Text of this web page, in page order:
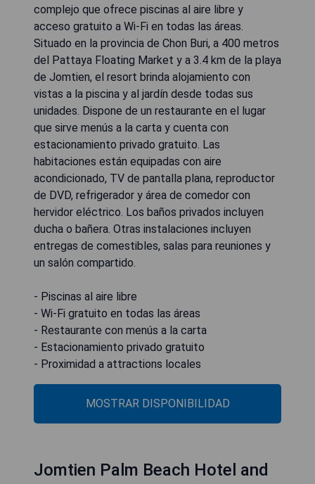
complejo que ofrece piscinas al aire libre y
acceso gratuito a Wi-Fi en todas las áreas.
Situado en la provincia de Chon Buri, a 400 metros
del Pattaya Floating Market y a 3.4 km de la playa
de Jomtien, el resort brinda alojamiento con
vistas a la piscina y al jardín desde todas sus
unidades. Dispone de un restaurante en el lugar
que sirve menús a la carta y cuenta con
estacionamiento privado gratuito. Las
habitaciones están equipadas con aire
acondicionado, TV de pantalla plana, reproductor
de DVD, refrigerador y área de comedor con
hervidor eléctrico. Los baños privados incluyen
ducha o bañera. Otras instalaciones incluyen
entregas de comestibles, salas para reuniones y
un salón compartido.
- Piscinas al aire libre
- Wi-Fi gratuito en todas las áreas
- Restaurante con menús a la carta
- Estacionamiento privado gratuito
- Proximidad a attractions locales
MOSTRAR DISPONIBILIDAD
Jomtien Palm Beach Hotel and